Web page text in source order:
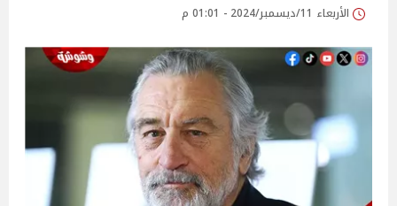
الأربعاء 11/ديسمبر/2024 - 01:01 م